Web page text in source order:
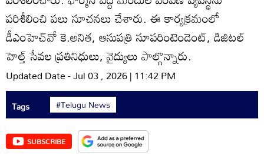
పరిశీలించి పలు సూచనలు చేశారు. ఈ కార్యక్రమంలో
డీఎంహెచ్‌వో కె.అనిత, ఆసుపత్రి సూపరింటెండెంట్‌, డిజిటల్‌
హెల్త్‌ సేవల ప్రతినిధులు, వైద్యులు పాల్గొన్నారు.
Updated Date - Jul 03 , 2026 | 11:42 PM
Tags #Telugu News
SUBSCRIBE